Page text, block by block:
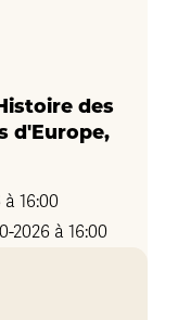
des
d'Europe,
16:00
2026 à 16:00